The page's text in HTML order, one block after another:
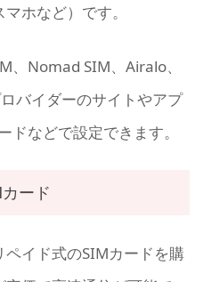
ホなど）です。
、Nomad SIM、Airalo、
バイダーのサイトやアプ
ドなどで設定できます。
ード
ペイド式のSIMカードを購